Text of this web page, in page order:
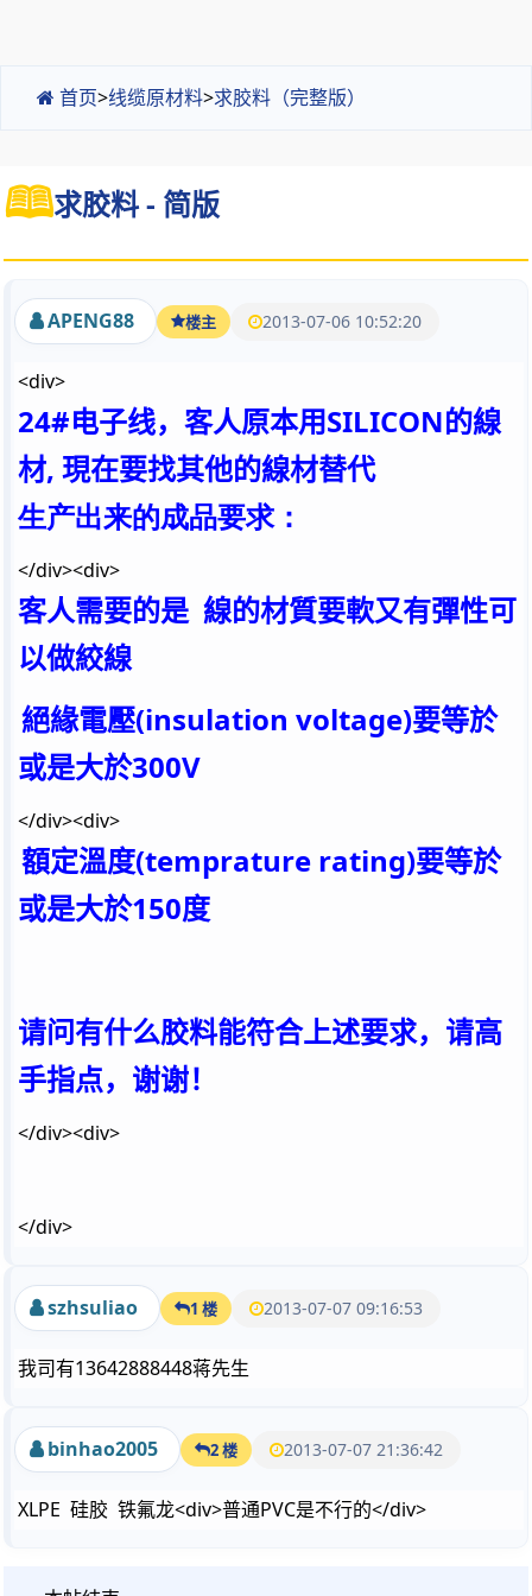
首页>线缆原材料>求胶料（完整版）
求胶料 - 简版
APENG88 楼主 2013-07-06 10:52:20
<div>
24#电子线，客人原本用SILICON的線
材, 現在要找其他的線材替代
生产出来的成品要求：
</div><div>
客人需要的是 線的材質要軟又有彈性可
以做絞線
絕緣電壓(insulation voltage)要等於
或是大於300V
</div><div>
額定溫度(temprature rating)要等於
或是大於150度
请问有什么胶料能符合上述要求，请高
手指点，谢谢！
</div><div>
</div>
szhsuliao 1 楼 2013-07-07 09:16:53
我司有13642888448蒋先生
binhao2005 2 楼 2013-07-07 21:36:42
XLPE 硅胶 铁氟龙<div>普通PVC是不行的</div>